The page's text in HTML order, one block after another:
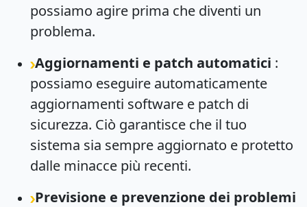
possiamo agire prima che diventi un
problema.
Aggiornamenti e patch automatici :
possiamo eseguire automaticamente
aggiornamenti software e patch di
sicurezza. Ciò garantisce che il tuo
sistema sia sempre aggiornato e protetto
dalle minacce più recenti.
Previsione e prevenzione dei problemi